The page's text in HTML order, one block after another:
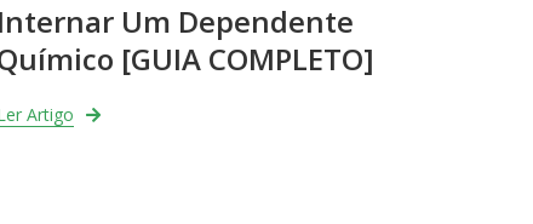
Internar Um Dependente
[GUIA COMPLETO]
Artigo